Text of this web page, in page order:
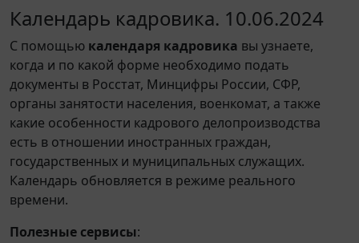
Календарь кадровика. 10.06.2024
С помощью
когда и по какой форме необходимо подать
документы в Росстат, Минцифры России, СФР,
органы занятости населения, военкомат, а также
какие особенности кадрового делопроизводства
есть в отношении иностранных граждан,
государственных и муниципальных служащих.
Календарь обновляется в режиме реального
времени.
Полезные сервисы